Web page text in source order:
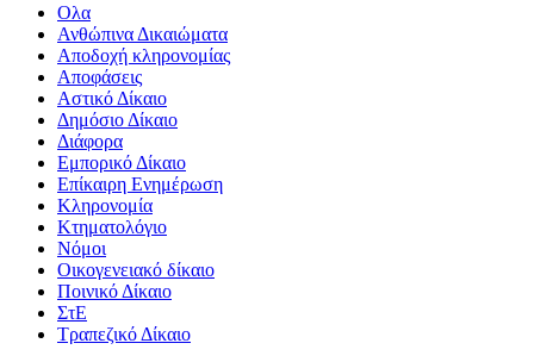
Ολα
Ανθώπινα Δικαιώματα
Aποδοχή κληρονομίας
Αποφάσεις
Αστικό Δίκαιο
Δημόσιο Δίκαιο
Διάφορα
Εμπορικό Δίκαιο
Επίκαιρη Ενημέρωση
Kληρονομία
Κτηματολόγιο
Νόμοι
Οικογενειακό δίκαιο
Ποινικό Δίκαιο
ΣτΕ
Τραπεζικό Δίκαιο